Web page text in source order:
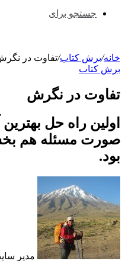
جستجو برای
خانه/برش کتاب/تفاوت در
برش کتاب
تفاوت در نگرش
اولین راه حل
صورت مسئله هم
بود.
مدیر